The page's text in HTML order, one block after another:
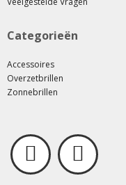
Categorieën
Accessoires
Overzetbrillen
Zonnebrillen